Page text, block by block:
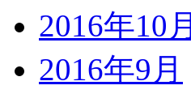
2016年10月
2016年9月